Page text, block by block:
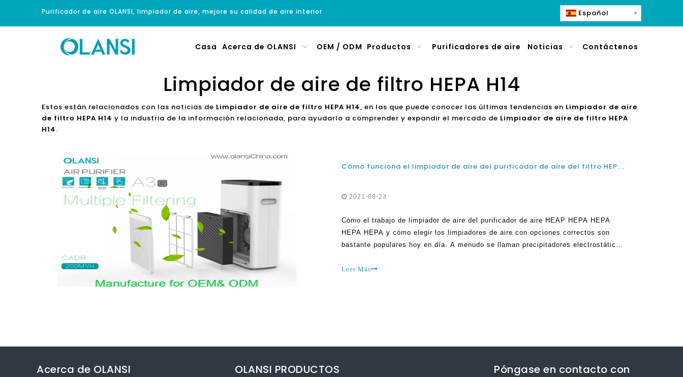
Purificador de aire OLANSI, limpiador de aire, mejore su calidad de aire interior Español
Casa Acerca de OLANSI OEM / ODM Productos Purificadores de aire Noticias Contáctenos
Limpiador de aire de filtro HEPA H14
Estos están relacionados con las noticias de Limpiador de aire de filtro HEPA H14, en las que puede conocer las últimas tendencias en Limpiador de aire
de filtro HEPA H14 y la industria de la información relacionada, para ayudarlo a comprender y expandir el mercado de Limpiador de aire de filtro HEPA
H14.
Cómo funciona el limpiador de aire del purificador de aire del filtro HEPA HEPA de HEPA electrónicos y cómo elegir la opción correcta
2021-08-23
Cómo el trabajo de limpiador de aire del purificador de aire HEAP HEPA HEPA
HEPA HEPA y cómo elegir los limpiadores de aire con opciones correctos son
bastante populares hoy en día. A menudo se llaman precipitadores electrostáticos
para la eliminación del polvo y el humo dentro de la e
Leer Más
Acerca de OLANSI OLANSI PRODUCTOS
Póngase en contacto con